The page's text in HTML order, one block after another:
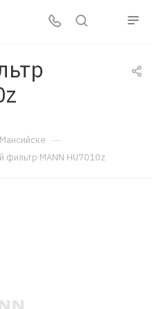
—
фильтр MANN HU7010z